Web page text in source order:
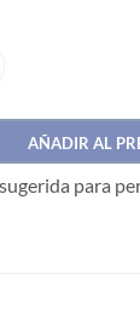
AÑADIR AL
para